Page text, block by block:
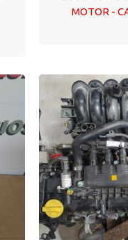
MOTOR -